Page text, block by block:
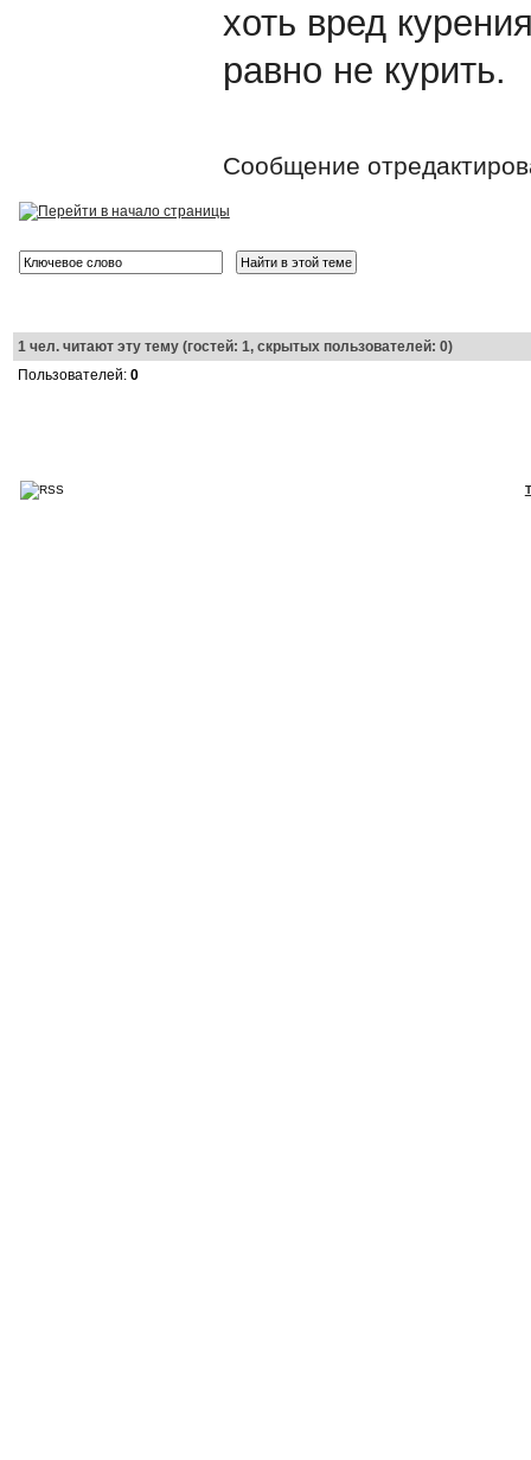
хоть вред
равно не курить.
Сообщение
1чел. читают эту тему (гостей: 1, скрытых пользователей: 0)
Пользователей: 0